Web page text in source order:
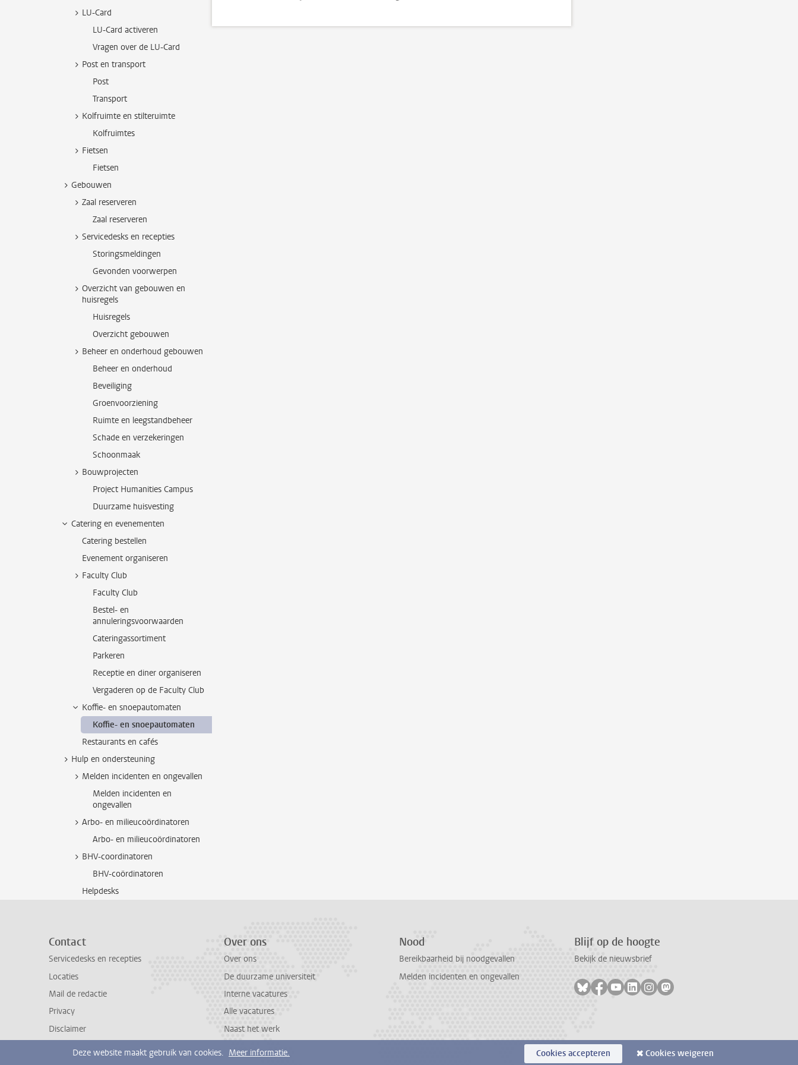
LU-Card
LU-Card activeren
Vragen over de LU-Card
Post en transport
Post
Transport
Kolfruimte en stilteruimte
Kolfruimtes
Fietsen
Fietsen
Gebouwen
Zaal reserveren
Zaal reserveren
Servicedesks en recepties
Storingsmeldingen
Gevonden voorwerpen
Overzicht van gebouwen en
huisregels
Huisregels
Overzicht gebouwen
Beheer en onderhoud gebouwen
Beheer en onderhoud
Beveiliging
Groenvoorziening
Ruimte en leegstandbeheer
Schade en verzekeringen
Schoonmaak
Bouwprojecten
Project Humanities Campus
Duurzame huisvesting
Catering en evenementen
Catering bestellen
Evenement organiseren
Faculty Club
Faculty Club
Bestel- en
annuleringsvoorwaarden
Cateringassortiment
Parkeren
Receptie en diner organiseren
Vergaderen op de Faculty Club
Koffie- en snoepautomaten
Koffie- en snoepautomaten
Restaurants en cafés
Hulp en ondersteuning
Melden incidenten en ongevallen
Melden incidenten en
ongevallen
Arbo- en milieucoördinatoren
Arbo- en milieucoördinatoren
BHV-coordinatoren
BHV-coördinatoren
Helpdesks
Contact
Servicedesks en recepties
Locaties
Mail de redactie
Privacy
Disclaimer
Over ons
Over ons
De duurzame universiteit
Interne vacatures
Alle vacatures
Naast het werk
Nood
Bereikbaarheid bij noodgevallen
Melden incidenten en ongevallen
Blijf op de hoogte
Bekijk de nieuwsbrief
Volg ons op bluesky
Volg ons op facebook
Volg ons op youtube
Volg ons op linkedin
Volg ons op instagram
Volg ons op mastodon
Deze website maakt gebruik van cookies. Meer informatie. Cookies accepteren Cookies weigeren